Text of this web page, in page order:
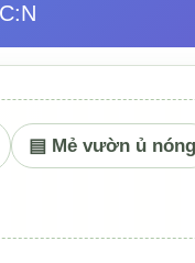
▤ Mẻ vườn ủ nóng